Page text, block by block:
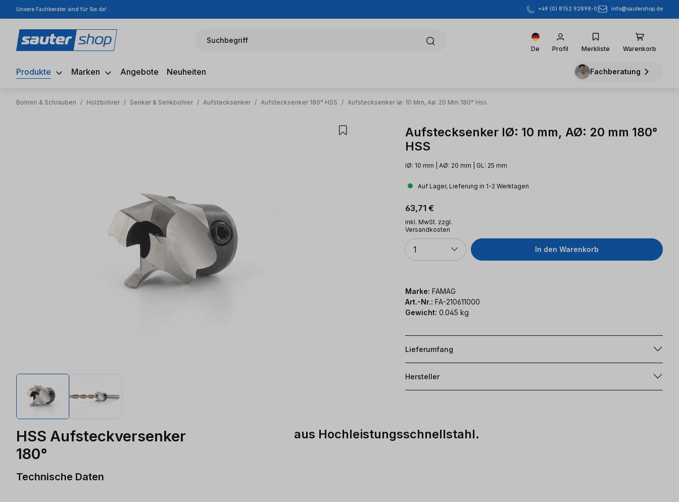
Hauptinhalt springen
Zur Suche springen
Zur Hauptnavigation springen
Unsere Fachberater sind für Sie da! +49 (0) 8152 92898-0 info@sautershop.de
Suchbegriff
De Profil Merkliste Warenkorb
Produkte Marken Angebote Neuheiten Fachberatung
Bohren & Schrauben / Holzbohrer / Senker & Senkbohrer / Aufstecksenker / Aufstecksenker 180° HSS / Aufstecksenker Iø: 10 Mm, Aø: 20 Mm 180° Hss
Aufstecksenker IØ: 10 mm, AØ: 20 mm 180°
HSS
IØ: 10 mm | AØ: 20 mm | GL: 25 mm
Auf Lager, Lieferung in 1-2 Werktagen
Regulärer Preis:
63,71 €
inkl. MwSt. zzgl.
Versandkosten
Anzahl
1 In den Warenkorb
Marke: FAMAG
Art.-Nr.: FA-210611000
Gewicht: 0.045 kg
Lieferumfang
Hersteller
HSS Aufsteckversenker
180°
aus Hochleistungsschnellstahl.
Technische Daten